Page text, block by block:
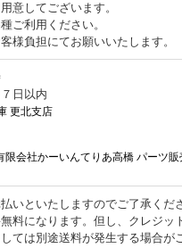
意してございます。
ご利用ください。
様負担にてお願いいたします。
日以内
更北支店
限会社かーいんてりあ高橋 パーツ
いといたしますのでご了承くだ
料になります。但し、クレジ
ては別途送料が発生する場合が